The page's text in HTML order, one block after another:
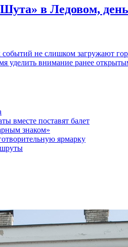
в Ледовом,
не слишком загружают
уделить внимание ранее
вместе поставят балет
знаком»
ярмарку